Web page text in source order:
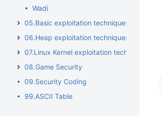
Wadi
05.Basic exploitation techniques
06.Heap exploitation techniques
07.Linux Kernel exploitation techniques
08.Game Security
09.Security Coding
99.ASCII Table